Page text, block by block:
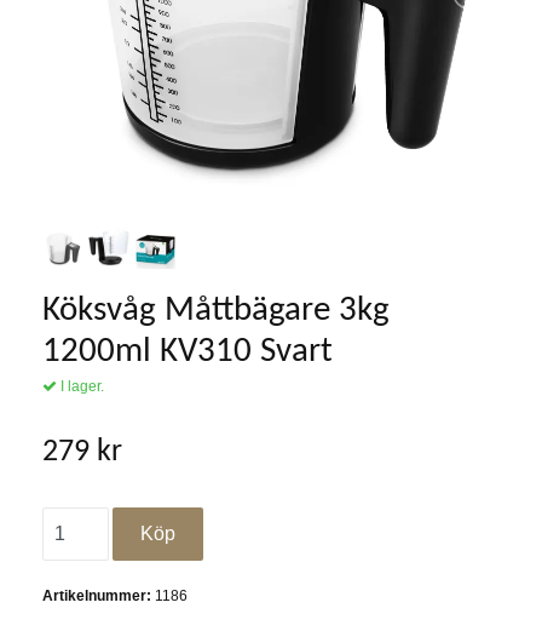
Köksvåg Måttbägare 3kg
1200ml KV310 Svart
I lager.
279 kr
Artikelnummer: 1186